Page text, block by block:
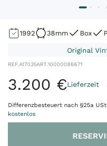
1992 38mm Box
Original
REF.A17035ART.10000086671
3.200 €Lieferzeit
Differenzbesteuert nach §25a
kostenlos